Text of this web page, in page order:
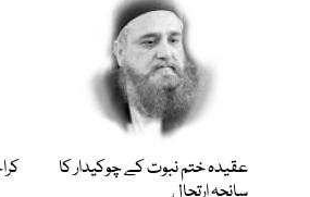
عقیدہ ختم نبوت کے چوکیدار کا